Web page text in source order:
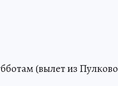
(вылет из Пулково